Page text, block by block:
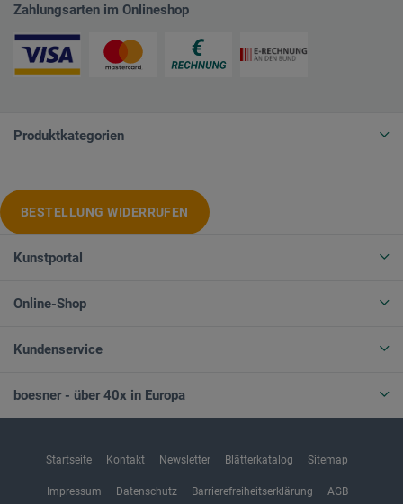
Zahlungsarten im Onlineshop
Produktkategorien
BESTELLUNG WIDERRUFEN
Kunstportal
Online-Shop
Kundenservice
boesner - über 40x in Europa
Startseite Kontakt Newsletter Blätterkatalog Sitemap
Impressum Datenschutz Barrierefreiheitserklärung AGB